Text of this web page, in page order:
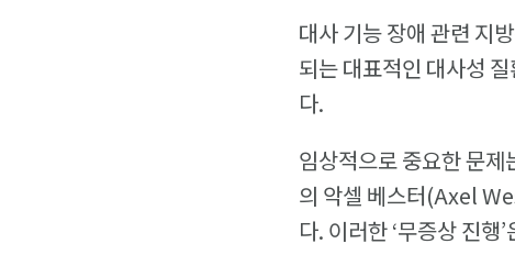
대사 기능 장애 관련 지
되는 대표적인 대사성
다.
임상적으로 중요한 문
의 악셀 베스터(Axel
다. 이러한 ‘무증상 진행